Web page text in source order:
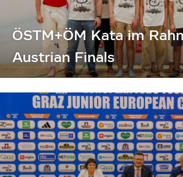
ÖSTM+ÖM Kata im
Austrian Finals